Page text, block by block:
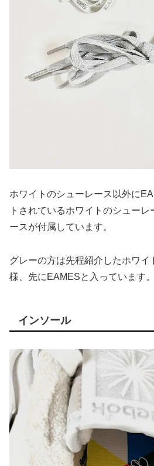
ホワイトのシューレース以外に
トされているホワイトのシュー
ースが付属しています。
グレーの方は先程紹介したホワイ
様、先にEAMESと入っています。
インソール